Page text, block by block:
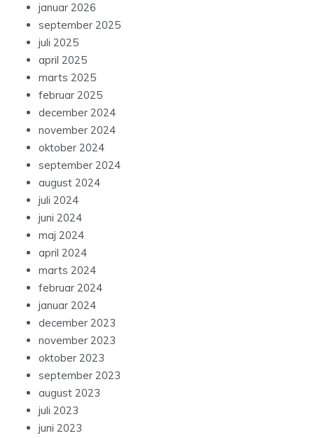
januar 2026
september 2025
juli 2025
april 2025
marts 2025
februar 2025
december 2024
november 2024
oktober 2024
september 2024
august 2024
juli 2024
juni 2024
maj 2024
april 2024
marts 2024
februar 2024
januar 2024
december 2023
november 2023
oktober 2023
september 2023
august 2023
juli 2023
juni 2023